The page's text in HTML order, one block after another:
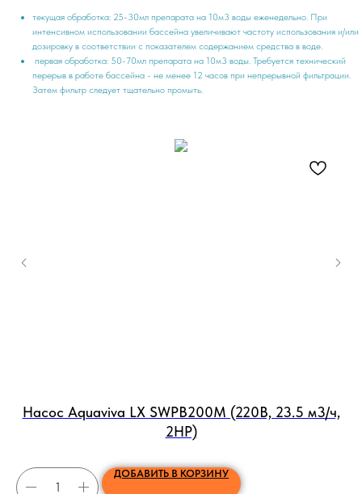
текущая обработка: 25-30мл препарата на 10м3 воды еженедельно. При
интенсивном использовании бассейна увеличивают частоту использования и/или
дозировку в соответствии с показателем содержанием средства в воде.
первая обработка: 50-70мл препарата на 10м3 воды. Требуется технический
перерыв в работе бассейна - не менее 12 часов при непрерывной фильтрации.
Затем фильтр следует тщательно промыть.
Насос Aquaviva LX SWPB200M (220В, 23.5 м3/ч,
2HP)
ДОБАВИТЬ В КОРЗИНУ